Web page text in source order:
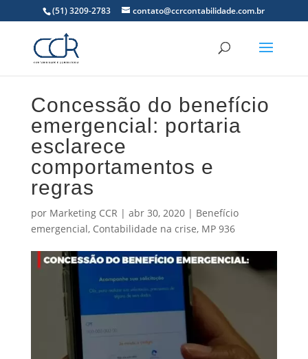
(51) 3209-2783 contato@ccrcontabilidade.com.br
Concessão do benefício
emergencial: portaria
esclarece
comportamentos e
regras
por Marketing CCR | abr 30, 2020| Benefício
emergencial, Contabilidade na crise, MP 936